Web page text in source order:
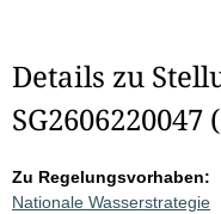
Details zu
SG2606220047 (
Zu Regelungsvorhaben:
Nationale Wasserstrategie